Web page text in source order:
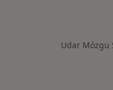
Udar Mózgu